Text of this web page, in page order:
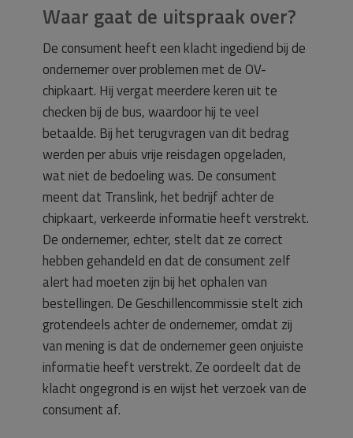
Waar gaat de uitspraak over?
De consument heeft een klacht ingediend bij de
ondernemer over problemen met de OV-
chipkaart. Hij vergat meerdere keren uit te
checken bij de bus, waardoor hij te veel
betaalde. Bij het terugvragen van dit bedrag
werden per abuis vrije reisdagen opgeladen,
wat niet de bedoeling was. De consument
meent dat Translink, het bedrijf achter de
chipkaart, verkeerde informatie heeft verstrekt.
De ondernemer, echter, stelt dat ze correct
hebben gehandeld en dat de consument zelf
alert had moeten zijn bij het ophalen van
bestellingen. De Geschillencommissie stelt zich
grotendeels achter de ondernemer, omdat zij
van mening is dat de ondernemer geen onjuiste
informatie heeft verstrekt. Ze oordeelt dat de
klacht ongegrond is en wijst het verzoek van de
consument af.